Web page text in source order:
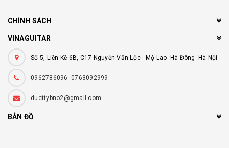
CHÍNH SÁCH
VINAGUITAR
Số 5, Liền Kề 6B, C17 Nguyễn Văn Lộc - Mộ Lao- Hà Đông- Hà Nội
0962786096- 0763092999
ducttybno2@gmail.com
BẢN ĐỒ